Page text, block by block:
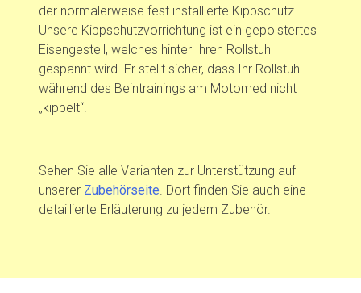
der normalerweise fest installierte Kippschutz.
Unsere Kippschutzvorrichtung ist ein gepolstertes
Eisengestell, welches hinter Ihren Rollstuhl
gespannt wird. Er stellt sicher, dass Ihr Rollstuhl
während des Beintrainings am Motomed nicht
„kippelt“.
Sehen Sie alle Varianten zur Unterstützung auf
unserer Zubehörseite. Dort finden Sie auch eine
detaillierte Erläuterung zu jedem Zubehör.